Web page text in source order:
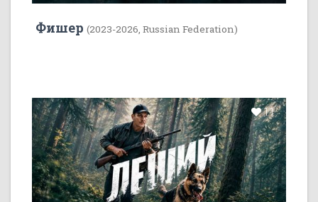
Фишер (2023-2026, Russian Federation)
11